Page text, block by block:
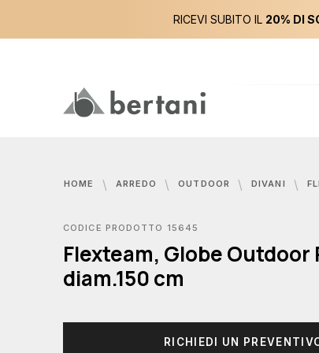
RICEVI SUBITO IL 20% DI
HOME ARREDO OUTDOOR DIVANI
CODICE PRODOTTO 15645
Flexteam, Globe Outdoor
diam.150 cm
RICHIEDI UN